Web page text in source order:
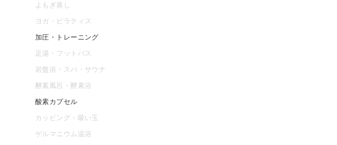
よもぎ蒸し
ヨガ・ピラティス
加圧・トレーニング
足湯・フットバス
岩盤浴・スパ・サウナ
酵素風呂・酵素浴
酸素カプセル
カッピング・吸い玉
ゲルマニウム温浴